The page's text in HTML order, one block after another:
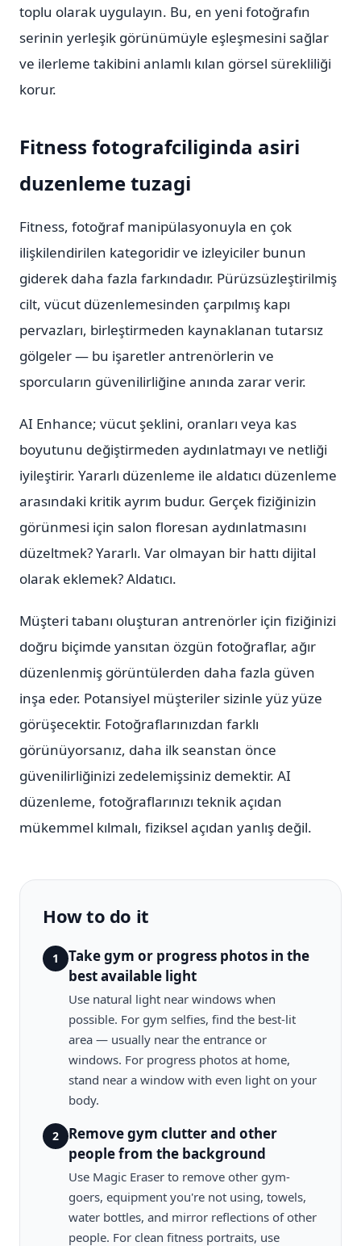
toplu olarak uygulayın. Bu, en yeni fotoğrafın
serinin yerleşik görünümüyle eşleşmesini sağlar
ve ilerleme takibini anlamlı kılan görsel sürekliliği
korur.
Fitness fotografciliginda asiri
duzenleme tuzagi
Fitness, fotoğraf manipülasyonuyla en çok
ilişkilendirilen kategoridir ve izleyiciler bunun
giderek daha fazla farkındadır. Pürüzsüzleştirilmiş
cilt, vücut düzenlemesinden çarpılmış kapı
pervazları, birleştirmeden kaynaklanan tutarsız
gölgeler — bu işaretler antrenörlerin ve
sporcuların güvenilirliğine anında zarar verir.
AI Enhance; vücut şeklini, oranları veya kas
boyutunu değiştirmeden aydınlatmayı ve netliği
iyileştirir. Yararlı düzenleme ile aldatıcı düzenleme
arasındaki kritik ayrım budur. Gerçek fiziğinizin
görünmesi için salon floresan aydınlatmasını
düzeltmek? Yararlı. Var olmayan bir hattı dijital
olarak eklemek? Aldatıcı.
Müşteri tabanı oluşturan antrenörler için fiziğinizi
doğru biçimde yansıtan özgün fotoğraflar, ağır
düzenlenmiş görüntülerden daha fazla güven
inşa eder. Potansiyel müşteriler sizinle yüz yüze
görüşecektir. Fotoğraflarınızdan farklı
görünüyorsanız, daha ilk seanstan önce
güvenilirliğinizi zedelemişsiniz demektir. AI
düzenleme, fotoğraflarınızı teknik açıdan
mükemmel kılmalı, fiziksel açıdan yanlış değil.
How to do it
1
Take gym or progress photos in the
best available light
Use natural light near windows when
possible. For gym selfies, find the best-lit
area — usually near the entrance or
windows. For progress photos at home,
stand near a window with even light on your
body.
2
Remove gym clutter and other
people from the background
Use Magic Eraser to remove other gym-
goers, equipment you're not using, towels,
water bottles, and mirror reflections of other
people. For clean fitness portraits, use